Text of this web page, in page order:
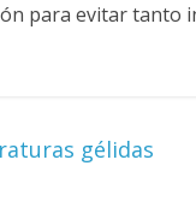
para evitar tanto
gélidas